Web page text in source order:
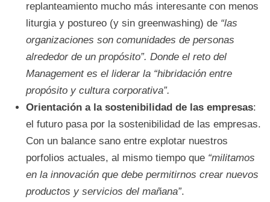
replanteamiento mucho más interesante con menos
liturgia y postureo (y sin greenwashing) de “las
organizaciones son comunidades de personas
alrededor de un propósito”. Donde el reto del
Management es el liderar la “hibridación entre
propósito y cultura corporativa”.
Orientación a la sostenibilidad de las empresas:
el futuro pasa por la sostenibilidad de las empresas.
Con un balance sano entre explotar nuestros
porfolios actuales, al mismo tiempo que “militamos
en la innovación que debe permitirnos crear nuevos
productos y servicios del mañana”.